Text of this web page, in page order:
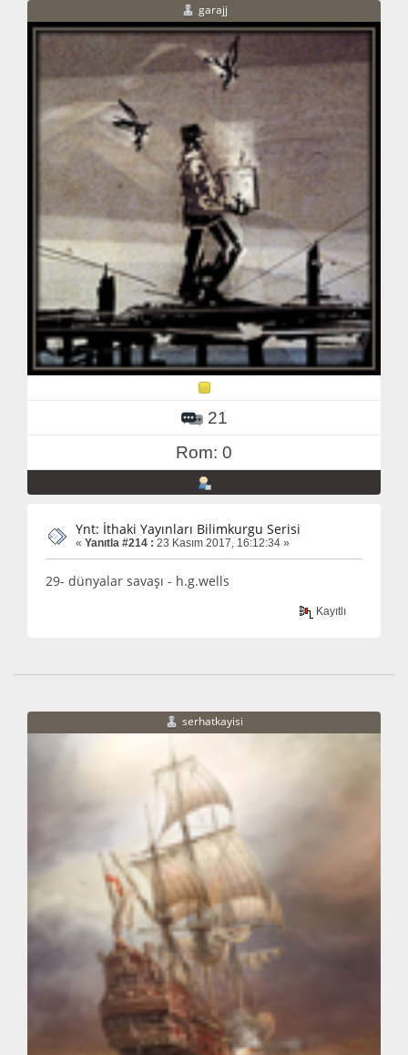
garajj
21
Rom: 0
Ynt: İthaki Yayınları Bilimkurgu Serisi
« Yanıtla #214 : 23 Kasım 2017, 16:12:34 »
29- dünyalar savaşı - h.g.wells
Kayıtlı
serhatkayisi